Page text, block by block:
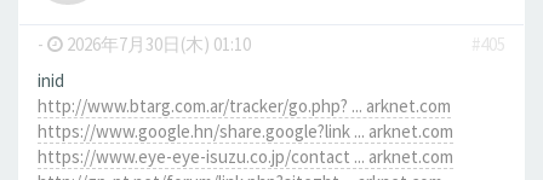
- 2026年7月30日(木) 01:10
#405
inid
http://www.btarg.com.ar/tracker/go.php? ... arknet.com
https://www.google.hn/share.google?link ... arknet.com
https://www.eye-eye-isuzu.co.jp/contact ... arknet.com